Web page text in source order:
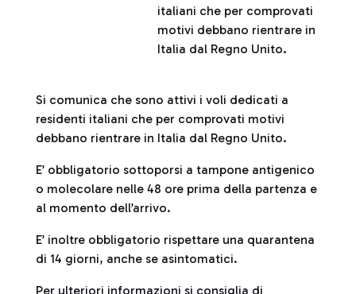
italiani che per comprovati
motivi debbano rientrare in
Italia dal Regno Unito.
Si comunica che sono attivi i voli dedicati a
residenti italiani che per comprovati motivi
debbano rientrare in Italia dal Regno Unito.
E’ obbligatorio sottoporsi a tampone antigenico
o molecolare nelle 48 ore prima della partenza e
al momento dell’arrivo.
E’ inoltre obbligatorio rispettare una quarantena
di 14 giorni, anche se asintomatici.
Per ulteriori informazioni si consiglia di